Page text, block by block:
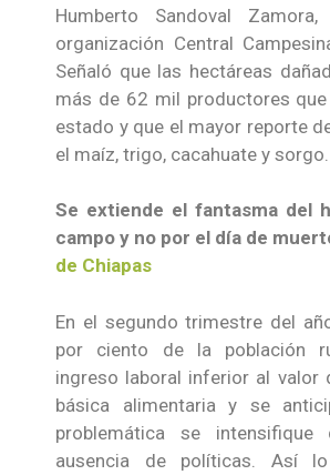
Humberto Sandoval
organización Central
Señaló que las hectáreas
más de 62 mil productores
estado y que el mayor reporte
el maíz, trigo, cacahuate y sorgo.
Se extiende el fantasma del
campo y no por el día de
de Chiapas
En el segundo trimestre del
por ciento de la población
ingreso laboral inferior al valor
básica alimentaria y se
problemática se
ausencia de políticas. Así